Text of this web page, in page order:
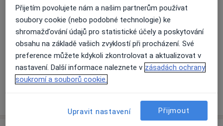
Psychoterapie
Hlavní léčená onemocnění
Zhoršená koncentrace
Patologické hráčství
Drogová závislost
Krize Vztahová krize +5
o zkušenostech
Přijetím povolujete nám a našim partnerům používat
soubory cookie (nebo podobné technologie) ke
shromažďování údajů pro statistické účely a poskytování
obsahu na základě vašich zvyklostí při procházení. Své
preference můžete kdykoli zkontrolovat a aktualizovat v
nastavení. Další informace naleznete v zásadách ochrany
soukromí a souborů cookie.
Upravit nastavení Přijmout